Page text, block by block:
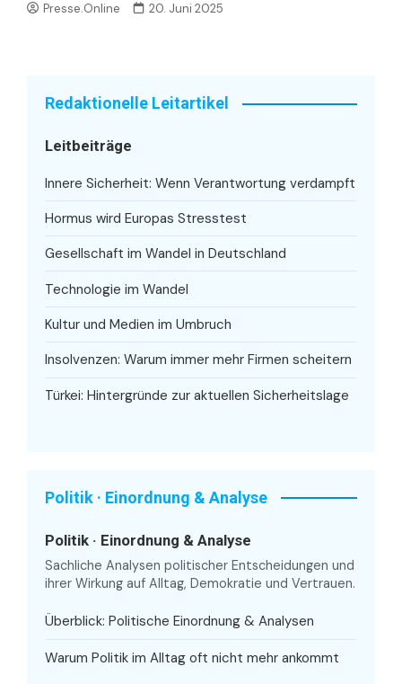
Presse.Online 20. Juni 2025
Redaktionelle Leitartikel
Leitbeiträge
Innere Sicherheit: Wenn Verantwortung verdampft
Hormus wird Europas Stresstest
Gesellschaft im Wandel in Deutschland
Technologie im Wandel
Kultur und Medien im Umbruch
Insolvenzen: Warum immer mehr Firmen scheitern
Türkei: Hintergründe zur aktuellen Sicherheitslage
Politik · Einordnung & Analyse
Politik · Einordnung & Analyse
Sachliche Analysen politischer Entscheidungen und
ihrer Wirkung auf Alltag, Demokratie und Vertrauen.
Überblick: Politische Einordnung & Analysen
Warum Politik im Alltag oft nicht mehr ankommt